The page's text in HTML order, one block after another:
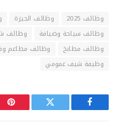
وظائف 2025 وظائف الجيزة
وظائف سياحة وضيافة
وظائف
وظائف مطابخ
وظائف مطاعم
وظيفة شيف عمومي
فيسبوك تويتر